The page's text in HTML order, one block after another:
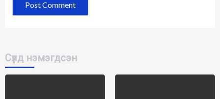
Сүүлд нэмэгдсэн